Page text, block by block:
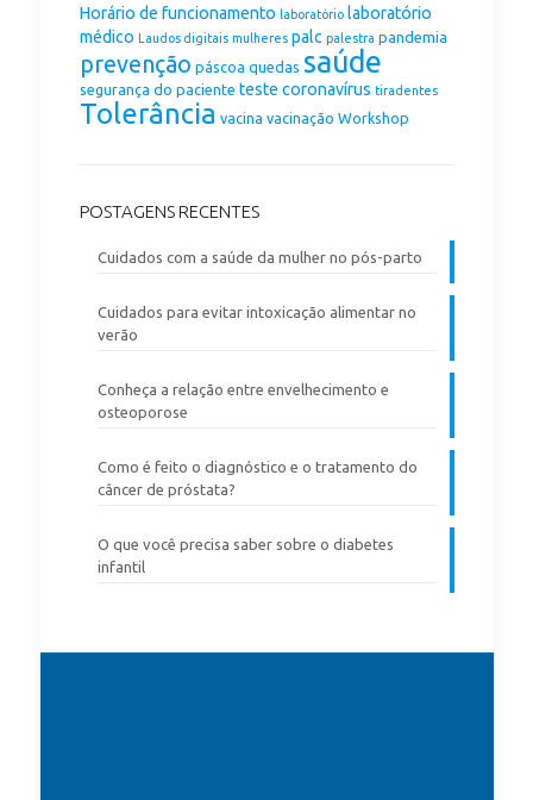
Horário de funcionamento laboratório laboratório
médico Laudos digitais mulheres palc palestra pandemia
prevenção páscoa quedas saúde
segurança do paciente teste coronavírus tiradentes
Tolerância vacina vacinação Workshop
POSTAGENS RECENTES
Cuidados com a saúde da mulher no pós-parto
Cuidados para evitar intoxicação alimentar no
verão
Conheça a relação entre envelhecimento e
osteoporose
Como é feito o diagnóstico e o tratamento do
câncer de próstata?
O que você precisa saber sobre o diabetes
infantil